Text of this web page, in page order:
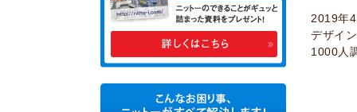
2019年
デザイ
1000人